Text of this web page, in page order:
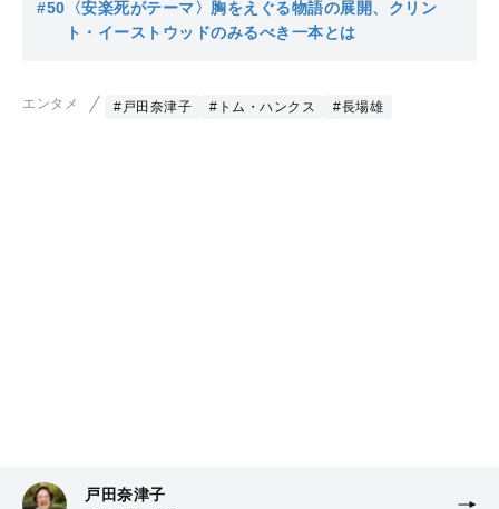
#50 〈安楽死がテーマ〉胸をえぐる物語の展開、クリン
ト・イーストウッドのみるべき一本とは
エンタメ #戸田奈津子 #トム・ハンクス #長場雄
戸田奈津子